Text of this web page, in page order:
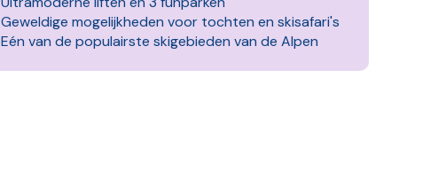
Geweldige mogelijkheden voor tochten en skisafari's
Eén van de populairste skigebieden van de Alpen